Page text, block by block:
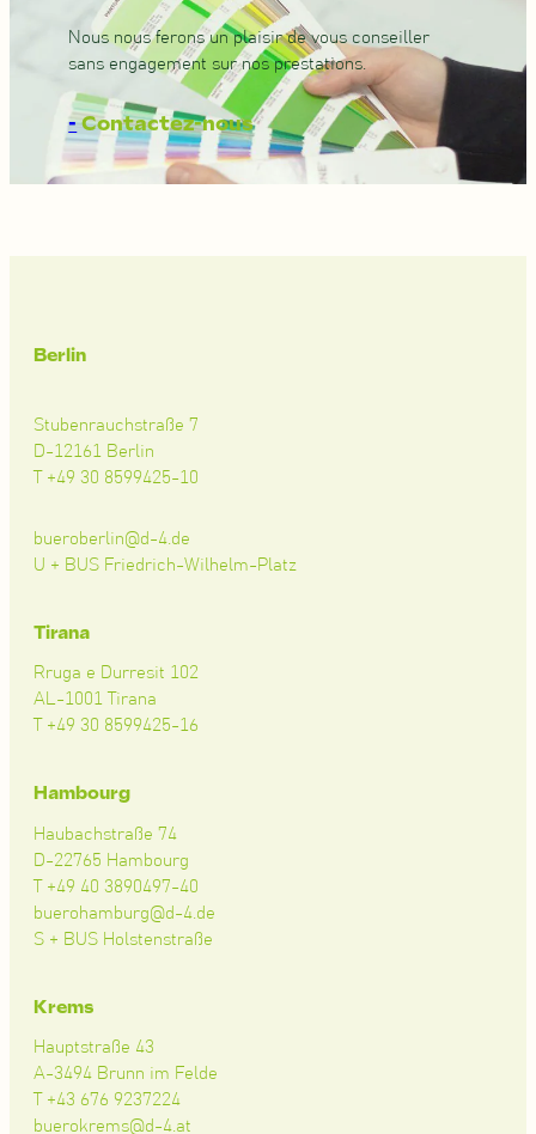
Nous nous ferons un plaisir de vous conseiller
sans engagement sur nos prestations.
-Contactez-nous
Berlin
Stubenrauchstraße 7
D-12161 Berlin
T +49 30 8599425-10
bueroberlin@d-4.de
U + BUS Friedrich-Wilhelm-Platz
Tirana
Rruga e Durresit 102
AL-1001 Tirana
T +49 30 8599425-16
Hambourg
Haubachstraße 74
D-22765 Hambourg
T +49 40 3890497-40
buerohamburg@d-4.de
S + BUS Holstenstraße
Krems
Hauptstraße 43
A-3494 Brunn im Felde
T +43 676 9237224
buerokrems@d-4.at